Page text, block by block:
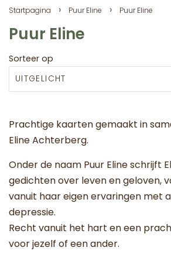
Startpagina › Puur Eline › Puur Eline
Puur Eline
Sorteer op
Prachtige kaarten gemaakt in
Eline Achterberg.
Onder de naam Puur Eline schrijft
gedichten over leven en geloven,
vanuit haar eigen ervaringen met
depressie.
Recht vanuit het hart en een
voor jezelf of een ander.